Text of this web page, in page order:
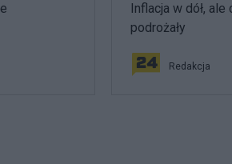
Inflacja w dół,
podrożały
Redakcja